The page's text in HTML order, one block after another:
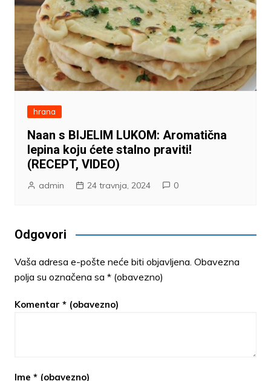
hrana
Naan s BIJELIM LUKOM: Aromatična
lepina koju ćete stalno praviti!
(RECEPT, VIDEO)
admin 24 travnja, 2024 0
Odgovori
Vaša adresa e-pošte neće biti objavljena. Obavezna
polja su označena sa * (obavezno)
Komentar * (obavezno)
Ime * (obavezno)